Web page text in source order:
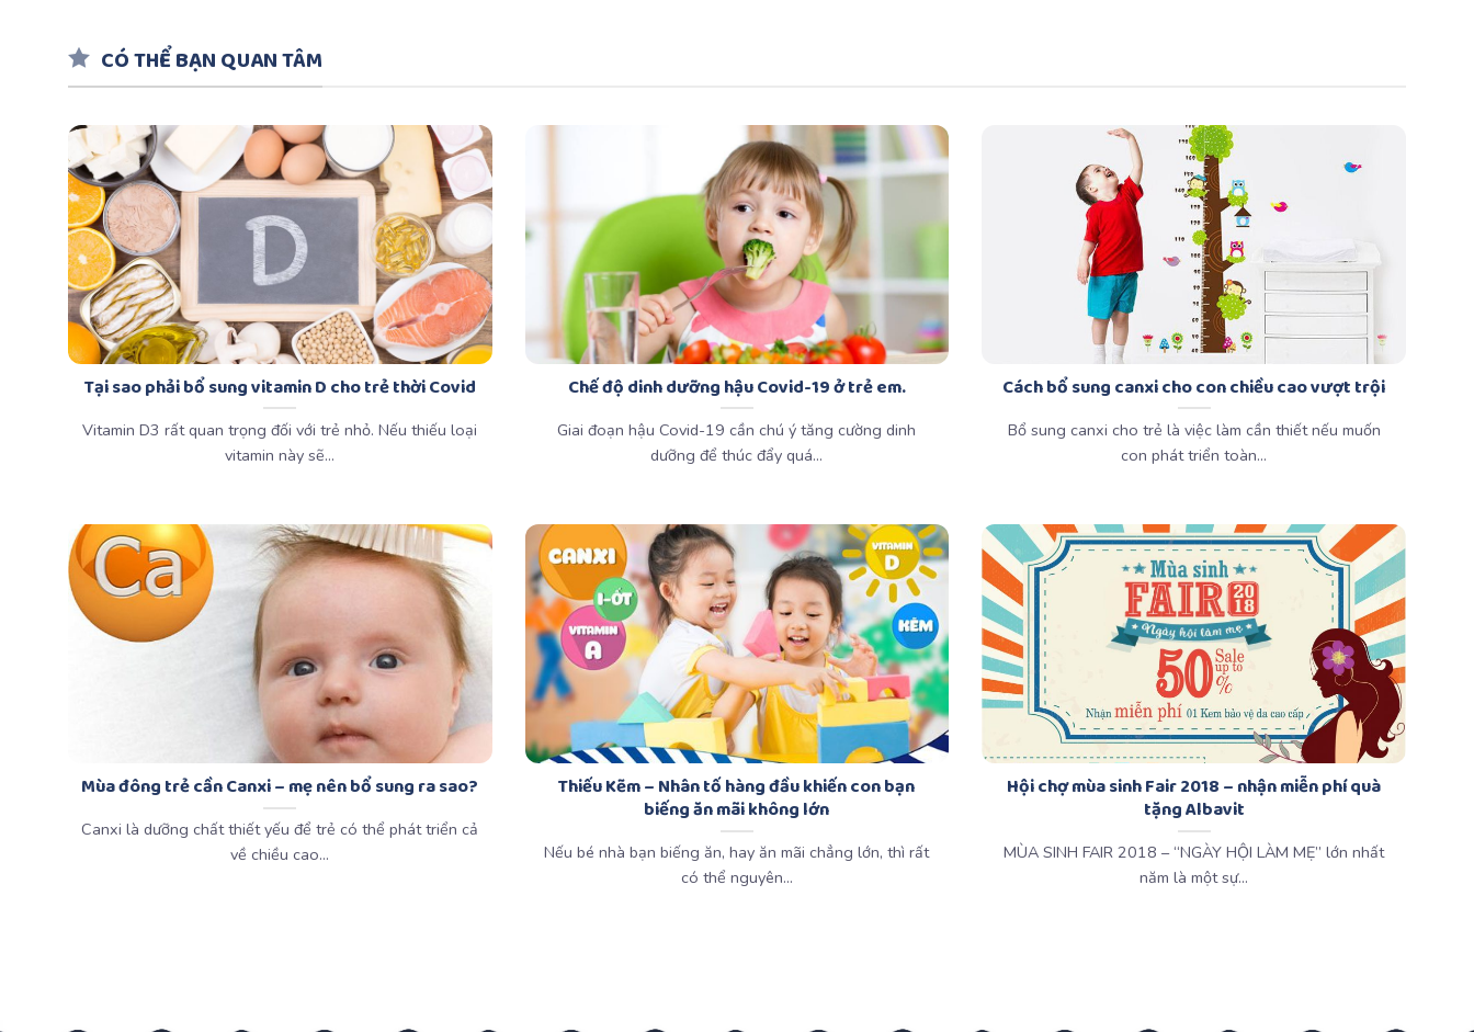
CÓ THỂ BẠN QUAN TÂM
Tại sao phải bổ sung vitamin D cho trẻ thời Covid
Vitamin D3 rất quan trọng đối với trẻ nhỏ. Nếu thiếu loại
vitamin này sẽ...
Chế độ dinh dưỡng hậu Covid-19 ở trẻ em.
Giai đoạn hậu Covid-19 cần chú ý tăng cường dinh
dưỡng để thúc đẩy quá...
Cách bổ sung canxi cho con chiều cao vượt trội
Bổ sung canxi cho trẻ là việc làm cần thiết nếu muốn
con phát triển toàn...
Mùa đông trẻ cần Canxi – mẹ nên bổ sung ra sao?
Canxi là dưỡng chất thiết yếu để trẻ có thể phát triển cả
về chiều cao...
Thiếu Kẽm – Nhân tố hàng đầu khiến con bạn
biếng ăn mãi không lớn
Nếu bé nhà bạn biếng ăn, hay ăn mãi chẳng lớn, thì rất
có thể nguyên...
Hội chợ mùa sinh Fair 2018 – nhận miễn phí quà
tặng Albavit
MÙA SINH FAIR 2018 – “NGÀY HỘI LÀM MẸ” lớn nhất
năm là một sự...